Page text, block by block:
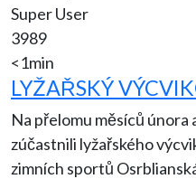
Super User
3989
<1min
LYŽAŘSKÝ
Na přelomu měsíců února
zúčastnili lyžařského
zimních sportů